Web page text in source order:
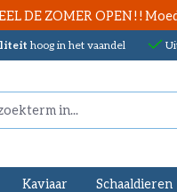
DE ZOMER OPEN ! !
hoog in het vaandel
Kaviaar Schaaldieren